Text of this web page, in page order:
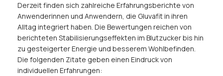
Derzeit finden sich zahlreiche Erfahrungsberichte von
Anwenderinnen und Anwendern, die Gluvafit in ihren
Alltag integriert haben. Die Bewertungen reichen von
berichteten Stabilisierungseffekten im Blutzucker bis hin
zu gesteigerter Energie und besserem Wohlbefinden.
Die folgenden Zitate geben einen Eindruck von
individuellen Erfahrungen: